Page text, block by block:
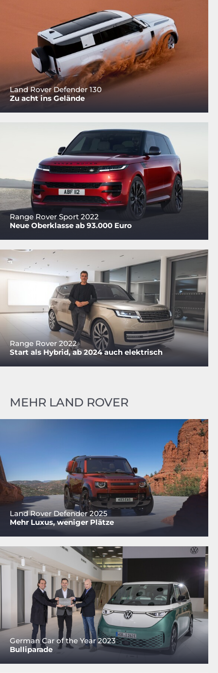
Land Rover Defender 130
Zu acht ins Gelände
Range Rover Sport 2022
Neue Oberklasse ab 93.000 Euro
Range Rover 2022
Start als Hybrid, ab 2024 auch elektrisch
MEHR LAND ROVER
Land Rover Defender 2025
Mehr Luxus, weniger Plätze
German Car of the Year 2023
Bulliparade